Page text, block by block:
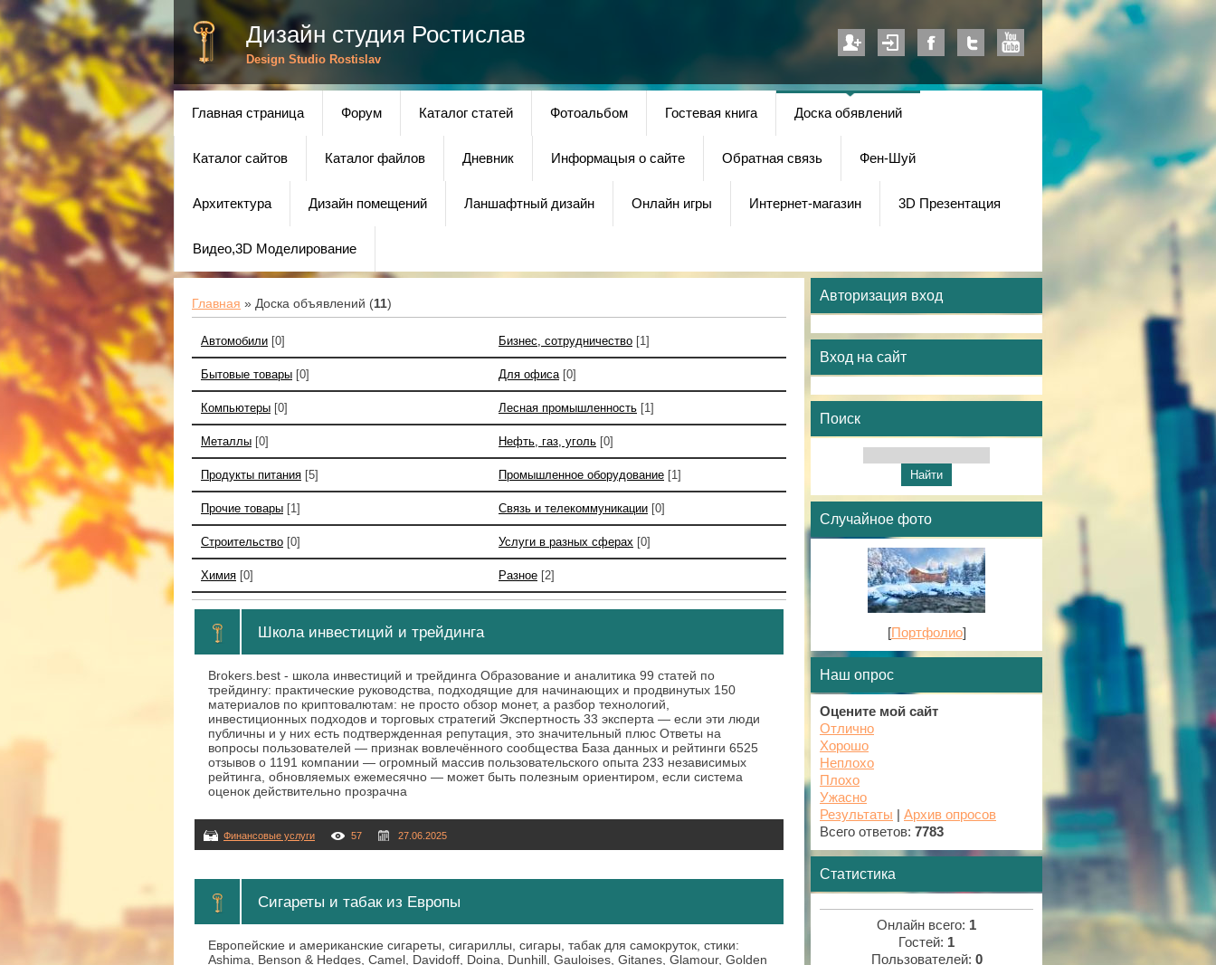
Дизайн студия Ростислав
Design Studio Rostislav
Главная страница Форум Каталог статей Фотоальбом Гостевая книга Доска обявлений
Каталог сайтов Каталог файлов Дневник Информацыя о сайте Обратная связь Фен-Шуй
Архитектура Дизайн помещений Ланшафтный дизайн Онлайн игры Интернет-магазин 3D Презентация
Видео,3D Моделирование
Главная » Доска объявлений (11)
Автомобили [0] Бизнес, сотрудничество [1]
Бытовые товары [0] Для офиса [0]
Компьютеры [0] Лесная промышленность [1]
Металлы [0] Нефть, газ, уголь [0]
Продукты питания [5] Промышленное оборудование [1]
Прочие товары [1] Связь и телекоммуникации [0]
Строительство [0] Услуги в разных сферах [0]
Химия [0] Разное [2]
Школа инвестиций и трейдинга
Brokers.best - школа инвестиций и трейдинга Образование и аналитика 99 статей по
трейдингу: практические руководства, подходящие для начинающих и продвинутых 150
материалов по криптовалютам: не просто обзор монет, а разбор технологий,
инвестиционных подходов и торговых стратегий Экспертность 33 эксперта — если эти люди
публичны и у них есть подтвержденная репутация, это значительный плюс Ответы на
вопросы пользователей — признак вовлечённого сообщества База данных и рейтинги 6525
отзывов о 1191 компании — огромный массив пользовательского опыта 233 независимых
рейтинга, обновляемых ежемесячно — может быть полезным ориентиром, если система
оценок действительно прозрачна
Финансовые услуги 57 27.06.2025
Сигареты и табак из Европы
Европейские и американские сигареты, сигариллы, сигары, табак для самокруток, стики:
Ashima, Benson & Hedges, Camel, Davidoff, Doina, Dunhill, Gauloises, Gitanes, Glamour, Golden
Авторизация вход
Вход на сайт
Поиск
Случайное фото
[Портфолио]
Наш опрос
Оцените мой сайт
Отлично
Хорошо
Неплохо
Плохо
Ужасно
Результаты
Архив опросов
Всего ответов: 7783
Статистика
Онлайн всего: 1
Гостей: 1
Пользователей: 0